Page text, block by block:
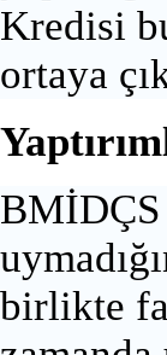
Kredisi
ortaya
birlikte